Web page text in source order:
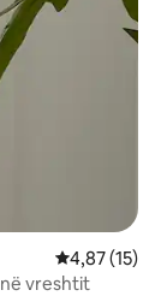
Vlerësimi
4,87 (15)
vreshtit